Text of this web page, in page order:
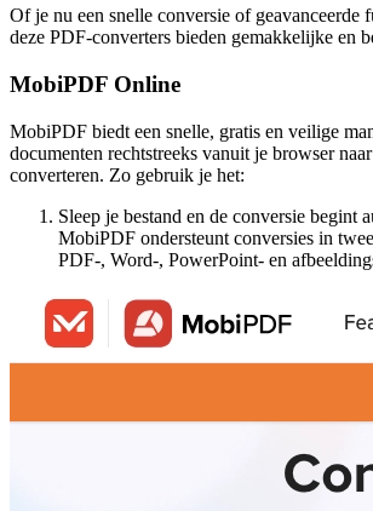
Of je nu een snelle conversie of geavanceerde
deze PDF-converters bieden gemakkelijke en
MobiPDF Online
MobiPDF biedt een snelle, gratis en veilige
documenten rechtstreeks vanuit je browser
converteren. Zo gebruik je het:
Sleep je bestand en de conversie begint
MobiPDF ondersteunt conversies in
PDF-, Word-, PowerPoint- en